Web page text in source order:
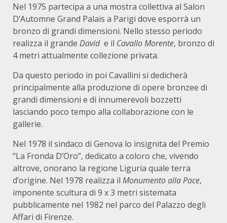
Nel 1975 partecipa a una mostra collettiva al Salon
D’Automne Grand Palais a Parigi dove esporrà un
bronzo di grandi dimensioni. Nello stesso periodo
realizza il grande Davide il Cavallo Morente, bronzo di
4 metri attualmente collezione privata.
Da questo periodo in poi Cavallini si dedicherà
principalmente alla produzione di opere bronzee di
grandi dimensioni e di innumerevoli bozzetti
lasciando poco tempo alla collaborazione con le
gallerie.
Nel 1978 il sindaco di Genova lo insignita del Premio
“La Fronda D’Oro”, dedicato a coloro che, vivendo
altrove, onorano la regione Liguria quale terra
d’origine. Nel 1978 realizza il Monumento alla Pace,
imponente scultura di 9 x 3 metri sistemata
pubblicamente nel 1982 nel parco del Palazzo degli
Affari di Firenze.